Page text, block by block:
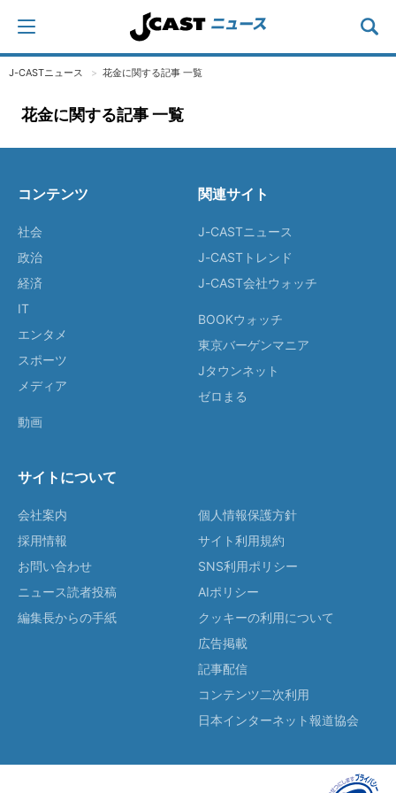
J-CASTニュース 花金に関する記事 一覧
花金に関する記事 一覧
コンテンツ
社会
政治
経済
IT
エンタメ
スポーツ
メディア
動画
関連サイト
J-CASTニュース
J-CASTトレンド
J-CAST会社ウォッチ
BOOKウォッチ
東京バーゲンマニア
Jタウンネット
ゼロまる
サイトについて
会社案内
採用情報
お問い合わせ
ニュース読者投稿
編集長からの手紙
個人情報保護方針
サイト利用規約
SNS利用ポリシー
AIポリシー
クッキーの利用について
広告掲載
記事配信
コンテンツ二次利用
日本インターネット報道協会